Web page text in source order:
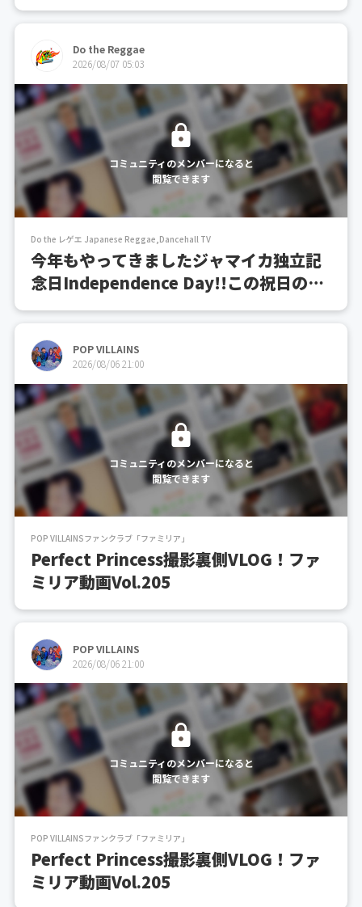
にちゃんと仕事しててよかったな〜。あれをやって
改めて思う。そうなのだ。僕はやる事が多いのだ。
Do the Reggae
2026/08/07 05:03
コミュニティのメンバーになると
閲覧できます
Do the レゲエ Japanese Reggae,Dancehall TV
今年もやってきましたジャマイカ独立記
念日Independence Day!!この祝日の解
説と2022年のフェスティバルソングコン
Jamaican和訳
POP VILLAINS
2026/08/06 21:00
コミュニティのメンバーになると
閲覧できます
POP VILLAINSファンクラブ「ファミリア」
Perfect Princess撮影裏側VLOG！ファ
ミリア動画Vol.205
POP VILLAINS
2026/08/06 21:00
コミュニティのメンバーになると
閲覧できます
POP VILLAINSファンクラブ「ファミリア」
Perfect Princess撮影裏側VLOG！ファ
ミリア動画Vol.205